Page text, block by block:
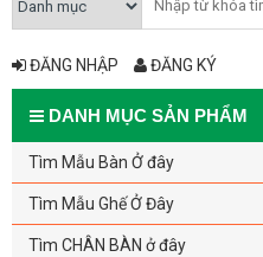
ĐĂNG NHẬP ĐĂNG KÝ
DANH MỤC SẢN PHẨM
Tìm Mẫu Bàn Ở đây
Tìm Mẫu Ghế Ở Đây
Tìm CHÂN BÀN ở đây